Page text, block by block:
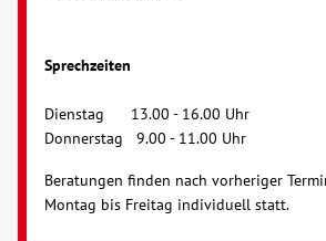
Sprechzeiten
Dienstag 13.00 - 16.00 Uhr
Donnerstag 9.00 - 11.00 Uhr
Beratungen finden nach vorheriger
Montag bis Freitag individuell statt.